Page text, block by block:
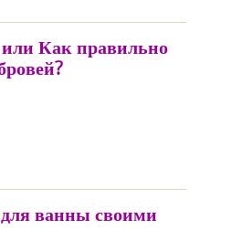
Как правильно
ванны своими